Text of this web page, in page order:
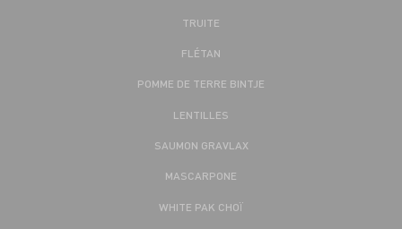
TRUITE
FLÉTAN
POMME DE TERRE BINTJE
LENTILLES
SAUMON GRAVLAX
MASCARPONE
WHITE PAK CHOÏ